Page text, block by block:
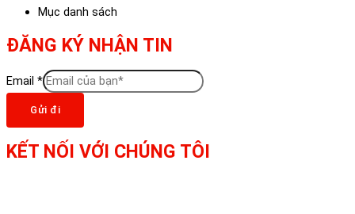
Mục danh sách
ĐĂNG KÝ NHẬN TIN
Email *
Gửi đi
KẾT NỐI VỚI CHÚNG TÔI